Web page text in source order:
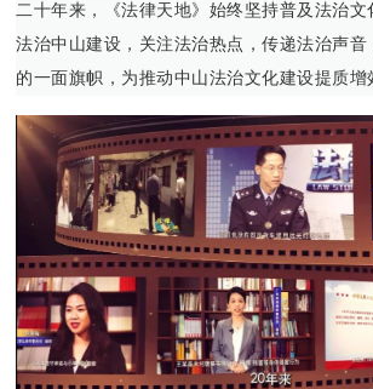
二十年来，《法律天地》始终坚持普及法治文
法治中山建设，关注法治热点，传递法治声音
的一面旗帜，为推动中山法治文化建设提质增